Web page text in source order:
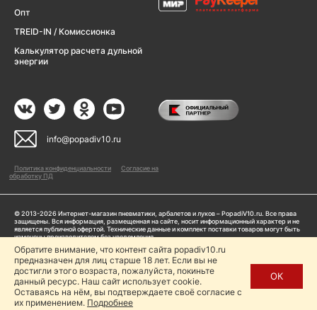
Опт
TREID-IN / Комиссионка
Калькулятор расчета дульной
энергии
info@popadiv10.ru
Политика конфиденциальности
Согласие на
обработку ПД
© 2013-2026 Интернет-магазин пневматики, арбалетов и луков – PopadiV10.ru. Все права
защищены. Вся информация, размещенная на сайте, носит информационный характер и не
является публичной офертой. Технические данные и комплект поставки товаров могут быть
изменены производителем без уведомления
Пользуясь сайтом Popadiv10.ru, пользователь автоматически соглашается с условиями,
прописанными в
Политике конфиденциальности
Копирование любой информации (тексты, фото, видео и др.) с сайта Popadiv10 запрещено,
за исключением наличия письменного согласия администрации сайта Popadiv10.
Обратите внимание, что контент сайта popadiv10.ru
предназначен для лиц старше 18 лет. Если вы не
достигли этого возраста, пожалуйста, покиньте
данный ресурс. Наш сайт использует cookie.
Оставаясь на нём, вы подтверждаете своё согласие с
их применением. Подробнее
ОК